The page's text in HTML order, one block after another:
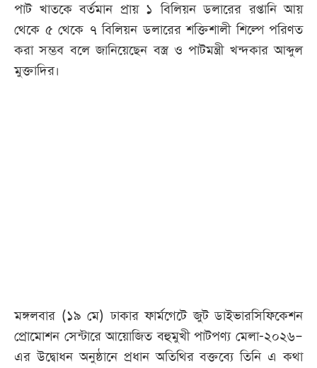
ছবি
ভিডিও
পাট খাতকে বর্তমান প্রায় ১ বিলিয়ন ডলারের রপ্তানি আয়
থেকে ৫ থেকে ৭ বিলিয়ন ডলারের শক্তিশালী শিল্পে পরিণত
করা সম্ভব বলে জানিয়েছেন বস্ত্র ও পাটমন্ত্রী খন্দকার আব্দুল
মুক্তাদির।
মঙ্গলবার (১৯ মে) ঢাকার ফার্মগেটে জুট ডাইভারসিফিকেশন
প্রোমোশন সেন্টারে আয়োজিত বহুমুখী পাটপণ্য মেলা-২০২৬–
এর উদ্বোধন অনুষ্ঠানে প্রধান অতিথির বক্তব্যে তিনি এ কথা